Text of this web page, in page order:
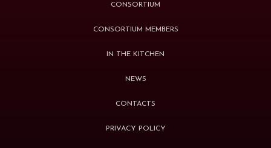
CONSORTIUM
CONSORTIUM MEMBERS
IN THE KITCHEN
NEWS
CONTACTS
PRIVACY POLICY